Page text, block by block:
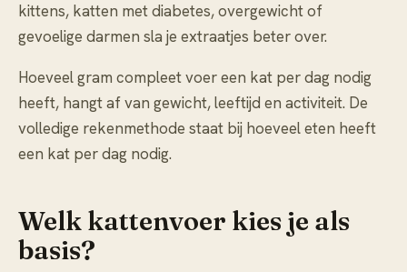
kittens, katten met diabetes, overgewicht of
gevoelige darmen sla je extraatjes beter over.
Hoeveel gram compleet voer een kat per dag nodig
heeft, hangt af van gewicht, leeftijd en activiteit. De
volledige rekenmethode staat bij hoeveel eten heeft
een kat per dag nodig.
Welk kattenvoer kies je als
basis?